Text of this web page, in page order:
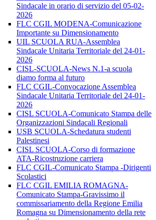
Sindacale in orario di servizio del 05-02-
2026
FLC CGIL MODENA-Comunicazione
Importante su Dimensionamento
UIL SCUOLA RUA-Assemblea
Sindacale Unitaria Territoriale del 24-01-
2026
CISL-SCUOLA-News N.1-a scuola
diamo forma al futuro
FLC CGIL-Convocazione Assemblea
Sindacale Unitaria Territoriale del 24-01-
2026
CISL SCUOLA-Comunicato Stampa delle
Organizzazioni Sindacali Regionali
USB SCUOLA-Schedatura studenti
Palestinesi
CISL SCUOLA-Corso di formazione
ATA-Ricostruzione carriera
FLC CGIL-Comunicato Stampa -Dirigenti
Scolastici
FLC CGIL EMILIA ROMAGNA-
Comunicato Stampa-Gravissimo il
commissariamento della Regione Emilia
Romagna su Dimensionamento della rete